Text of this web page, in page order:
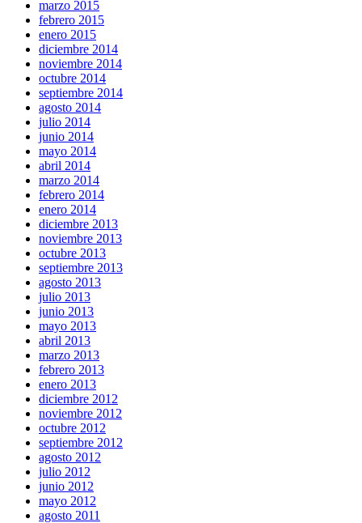
marzo 2015
febrero 2015
enero 2015
diciembre 2014
noviembre 2014
octubre 2014
septiembre 2014
agosto 2014
julio 2014
junio 2014
mayo 2014
abril 2014
marzo 2014
febrero 2014
enero 2014
diciembre 2013
noviembre 2013
octubre 2013
septiembre 2013
agosto 2013
julio 2013
junio 2013
mayo 2013
abril 2013
marzo 2013
febrero 2013
enero 2013
diciembre 2012
noviembre 2012
octubre 2012
septiembre 2012
agosto 2012
julio 2012
junio 2012
mayo 2012
agosto 2011